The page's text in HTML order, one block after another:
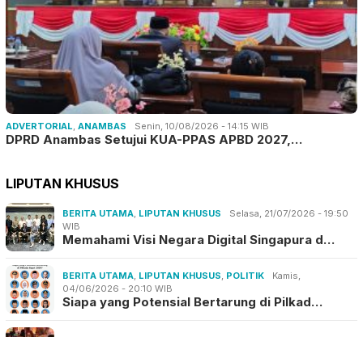
ADVERTORIAL ANAMBAS Senin, 10/08/2026 - 14:15 WIB
DPRD Anambas Setujui KUA-PPAS APBD 2027,…
LIPUTAN KHUSUS
BERITA UTAMA LIPUTAN KHUSUS
Selasa, 21/07/2026 - 19:50
WIB
Memahami Visi Negara Digital Singapura d…
BERITA UTAMA LIPUTAN KHUSUS POLITIK
Kamis,
04/06/2026 - 20:10 WIB
Siapa yang Potensial Bertarung di Pilkad…